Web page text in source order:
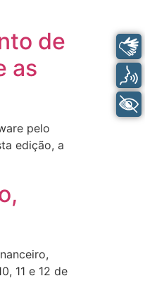
de
as
pelo
edição, a
11 e 12 de